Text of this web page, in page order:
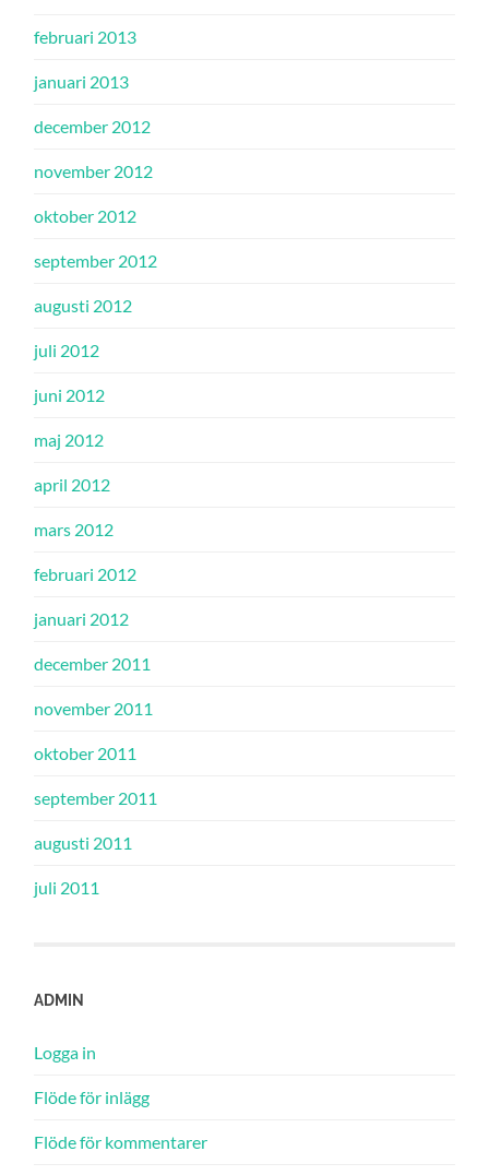
februari 2013
januari 2013
december 2012
november 2012
oktober 2012
september 2012
augusti 2012
juli 2012
juni 2012
maj 2012
april 2012
mars 2012
februari 2012
januari 2012
december 2011
november 2011
oktober 2011
september 2011
augusti 2011
juli 2011
ADMIN
Logga in
Flöde för inlägg
Flöde för kommentarer